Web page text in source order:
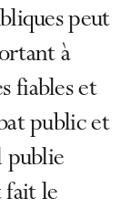
peut
à
fiables et
public et
publie
fait le